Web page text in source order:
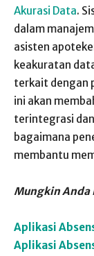
Akurasi Data.
dalam
asisten
keakuratan
terkait dengan
ini akan
terintegrasi
bagaimana
membantu
Mungkin Anda
Aplikasi
Aplikasi